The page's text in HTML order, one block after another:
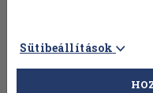
Vissza az előző
Sütibeállítások